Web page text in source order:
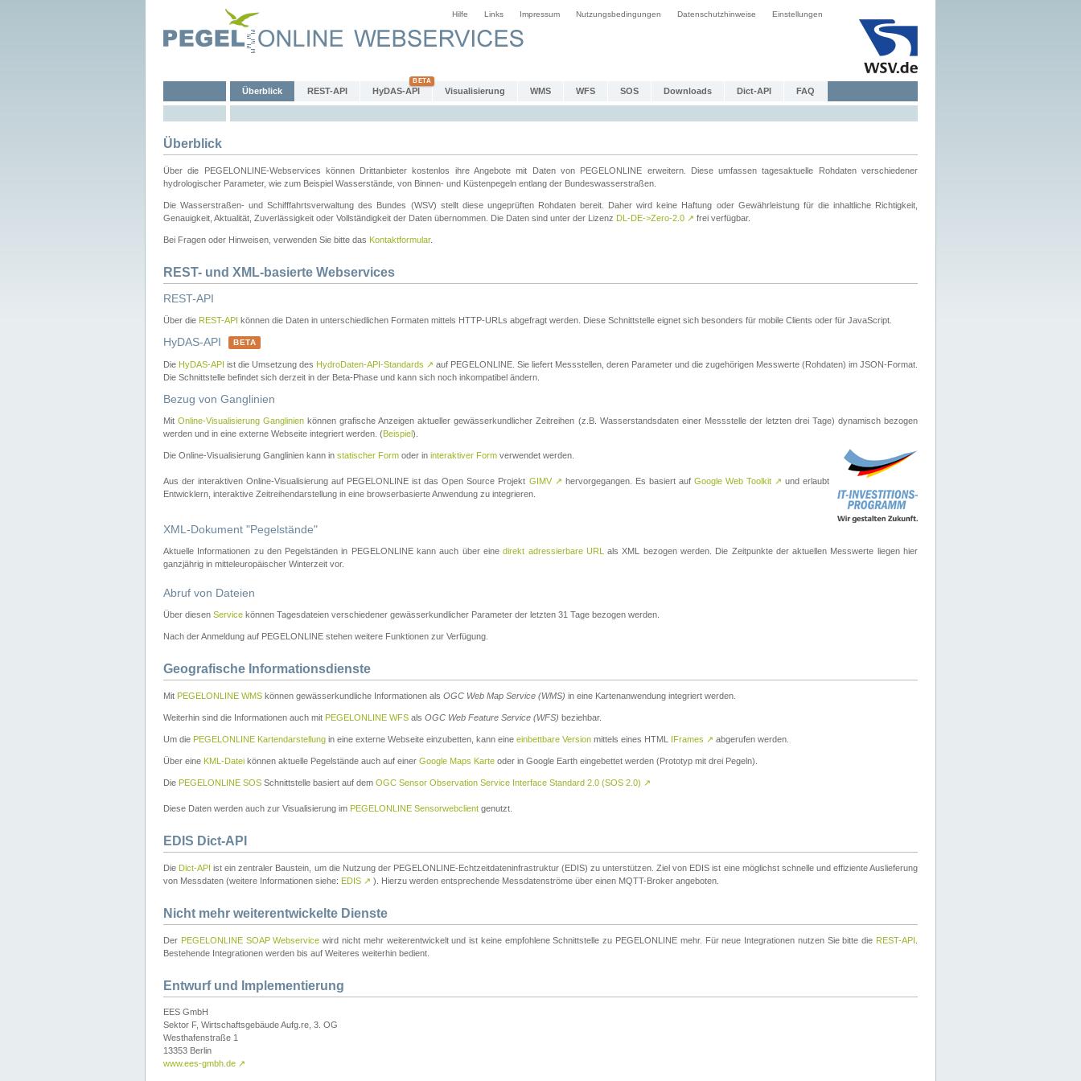
Hilfe Links Impressum Nutzungsbedingungen Datenschutzhinweise Einstellungen
Überblick REST-API HyDAS-API Visualisierung WMS WFS SOS Downloads Dict-API FAQ
Überblick
Über die PEGELONLINE-Webservices können Drittanbieter kostenlos ihre Angebote mit Daten von PEGELONLINE erweitern. Diese umfassen tagesaktuelle Rohdaten verschiedener
hydrologischer Parameter, wie zum Beispiel Wasserstände, von Binnen- und Küstenpegeln entlang der Bundeswasserstraßen.
Die Wasserstraßen- und Schifffahrtsverwaltung des Bundes (WSV) stellt diese ungeprüften Rohdaten bereit. Daher wird keine Haftung oder Gewährleistung für die inhaltliche Richtigkeit,
Genauigkeit, Aktualität, Zuverlässigkeit oder Vollständigkeit der Daten übernommen. Die Daten sind unter der Lizenz DL-DE->Zero-2.0 ↗ frei verfügbar.
Bei Fragen oder Hinweisen, verwenden Sie bitte das Kontaktformular.
REST- und XML-basierte Webservices
REST-API
Über die REST-API können die Daten in unterschiedlichen Formaten mittels HTTP-URLs abgefragt werden. Diese Schnittstelle eignet sich besonders für mobile Clients oder für JavaScript.
HyDAS-API BETA
Die HyDAS-API ist die Umsetzung des HydroDaten-API-Standards ↗ auf PEGELONLINE. Sie liefert Messstellen, deren Parameter und die zugehörigen Messwerte (Rohdaten) im JSON-Format.
Die Schnittstelle befindet sich derzeit in der Beta-Phase und kann sich noch inkompatibel ändern.
Bezug von Ganglinien
MitOnline-Visualisierung Ganglinien können grafische Anzeigen aktueller gewässerkundlicher Zeitreihen (z.B. Wasserstandsdaten einer Messstelle der letzten drei Tage) dynamisch bezogen
werden und in eine externe Webseite integriert werden. (Beispiel).
Die Online-Visualisierung Ganglinien kann in statischer Form oder in interaktiver Form verwendet werden.
Aus der interaktiven Online-Visualisierung auf PEGELONLINE ist das Open Source Projekt GIMV ↗ hervorgegangen. Es basiert auf Google Web Toolkit ↗ und erlaubt
Entwicklern, interaktive Zeitreihendarstellung in eine browserbasierte Anwendung zu integrieren.
XML-Dokument "Pegelstände"
Aktuelle Informationen zu den Pegelständen in PEGELONLINE kann auch über einedirekt adressierbare URL
als XML bezogen werden. Die Zeitpunkte der aktuellen Messwerte liegen hier
ganzjährig in mitteleuropäischer Winterzeit vor.
Abruf von Dateien
Über diesen Service können Tagesdateien verschiedener gewässerkundlicher Parameter der letzten 31 Tage bezogen werden.
Nach der Anmeldung auf PEGELONLINE stehen weitere Funktionen zur Verfügung.
Geografische Informationsdienste
Mit PEGELONLINE WMS können gewässerkundliche Informationen als OGC Web Map Service (WMS) in eine Kartenanwendung integriert werden.
Weiterhin sind die Informationen auch mit PEGELONLINE WFS als OGC Web Feature Service (WFS) beziehbar.
Um die PEGELONLINE Kartendarstellung in eine externe Webseite einzubetten, kann eine einbettbare Version mittels eines HTML IFrames ↗ abgerufen werden.
Über eine KML-Datei können aktuelle Pegelstände auch auf einer Google Maps Karte oder in Google Earth eingebettet werden (Prototyp mit drei Pegeln).
Die PEGELONLINE SOS Schnittstelle basiert auf dem OGC Sensor Observation Service Interface Standard 2.0 (SOS 2.0) ↗
Diese Daten werden auch zur Visualisierung im PEGELONLINE Sensorwebclient genutzt.
EDIS Dict-API
Die Dict-API ist ein zentraler Baustein, um die Nutzung der PEGELONLINE-Echtzeitdateninfrastruktur (EDIS) zu unterstützen. Ziel von EDIS ist eine möglichst schnelle und effiziente Auslieferung
von Messdaten (weitere Informationen siehe: EDIS ↗ ). Hierzu werden entsprechende Messdatenströme über einen MQTT-Broker angeboten.
Nicht mehr weiterentwickelte Dienste
Der PEGELONLINE SOAP Webservice wird nicht mehr weiterentwickelt und ist keine empfohlene Schnittstelle zu PEGELONLINE mehr. Für neue Integrationen nutzen Sie bitte die REST-API
Bestehende Integrationen werden bis auf Weiteres weiterhin bedient.
Entwurf und Implementierung
EES GmbH
Sektor F, Wirtschaftsgebäude Aufg.re, 3. OG
Westhafenstraße 1
13353 Berlin
www.ees-gmbh.de ↗